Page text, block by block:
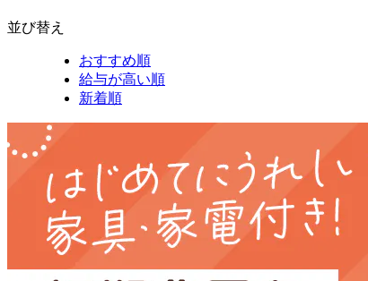
並び替え
おすすめ順
給与が高い順
新着順